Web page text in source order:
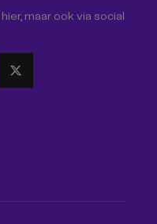
maar ook via social